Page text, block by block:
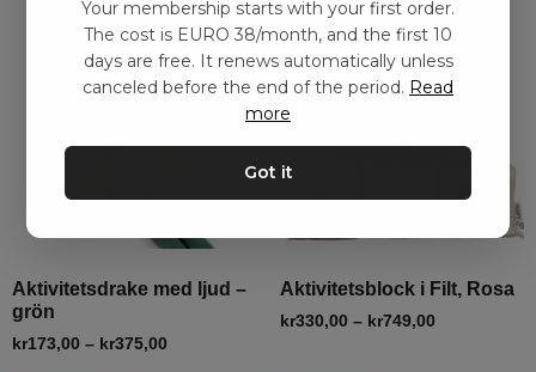
Aktivitetsdrake med ljud –
grön
kr173,00 – kr375,00
Aktivitetsblock i Filt, Rosa
kr330,00 – kr749,00
Your membership starts with your first order.
The cost is EURO 38/month, and the first 10
days are free. It renews automatically unless
canceled before the end of the period. Read
more
Got it